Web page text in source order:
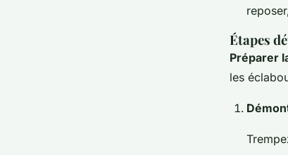
Étapes
Préparer
les